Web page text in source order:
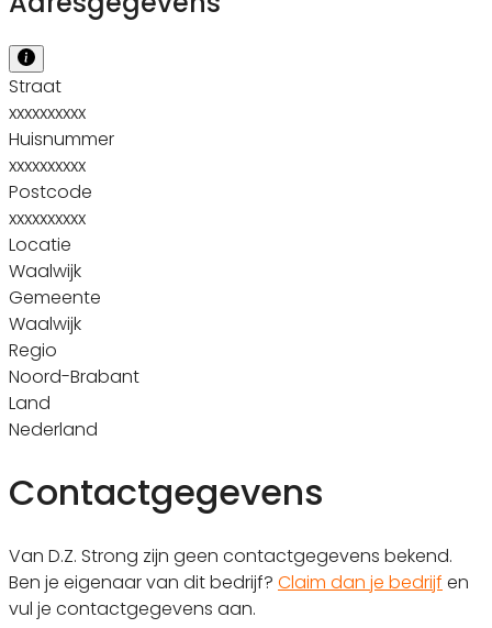
Straat
xxxxxxxxxx
Huisnummer
xxxxxxxxxx
Postcode
xxxxxxxxxx
Locatie
Waalwijk
Gemeente
Waalwijk
Regio
Noord-Brabant
Land
Nederland
Contactgegevens
Van D.Z. Strong zijn geen contactgegevens bekend.
Ben je eigenaar van dit bedrijf? Claim dan je bedrijf en
vul je contactgegevens aan.